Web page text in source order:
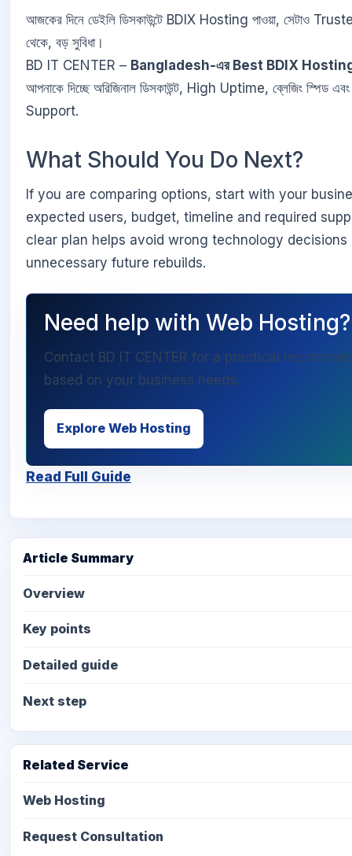
আজকের দিনে ডেইলি ডিসকাউন্টে BDIX Hosting পাওয়া, সেটাও
থেকে, বড় সুবিধা।
BD IT CENTER – Bangladesh-এর Best BDIX
আপনাকে দিচ্ছে অরিজিনাল ডিসকাউন্ট, High Uptime, ব্লেজিং স্পিড
Support.
What Should You Do Next?
If you are comparing options, start with your
expected users, budget, timeline and required
clear plan helps avoid wrong technology decisions
unnecessary future rebuilds.
Need help with Web Hosting?
Contact BD IT CENTER for a practical
based on your business needs.
Explore Web Hosting
Read Full Guide
Article Summary
Overview
Key points
Detailed guide
Next step
Related Service
Web Hosting
Request Consultation